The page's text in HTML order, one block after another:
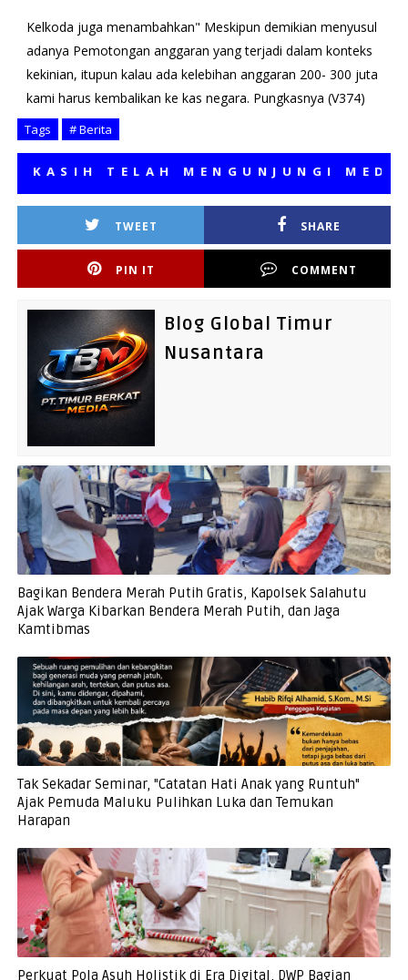
Kelkoda juga menambahkan" Meskipun demikian menyusul
adanya Pemotongan anggaran yang terjadi dalam konteks
kekinian, itupun kalau ada kelebihan anggaran 200- 300 juta
kami harus kembalikan ke kas negara. Pungkasnya (V374)
Tags # Berita
TELAH MENGUNJUNGI MEDIA
TWEET SHARE
PIN IT COMMENT
Blog Global Timur
Nusantara
Bagikan Bendera Merah Putih Gratis, Kapolsek Salahutu
Ajak Warga Kibarkan Bendera Merah Putih, dan Jaga
Kamtibmas
Tak Sekadar Seminar, "Catatan Hati Anak yang Runtuh"
Ajak Pemuda Maluku Pulihkan Luka dan Temukan
Harapan
Perkuat Pola Asuh Holistik di Era Digital, DWP Bagian